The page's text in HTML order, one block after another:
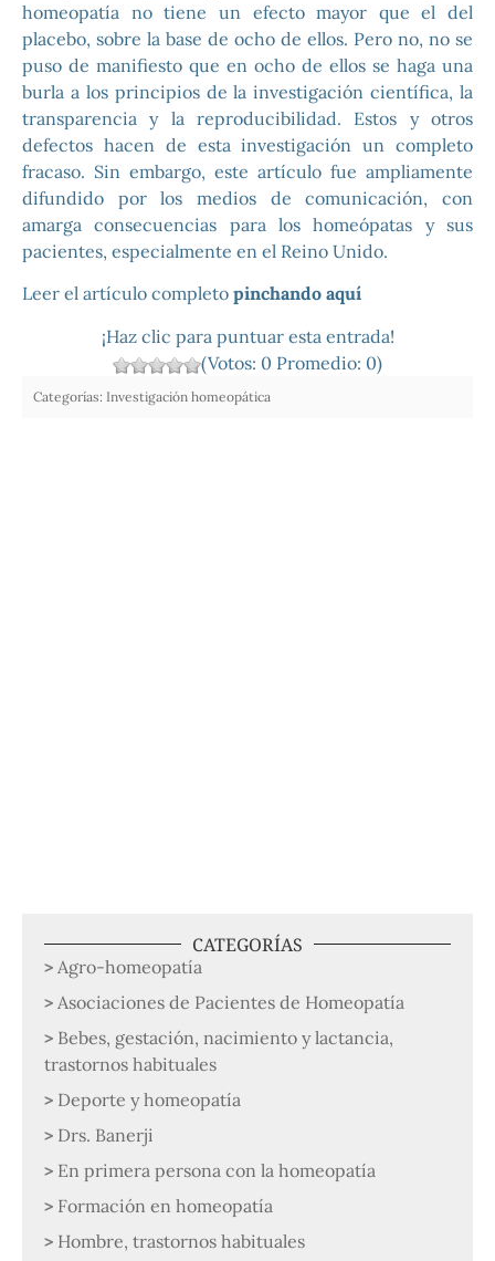
CATEGORÍAS
Agro-homeopatía
Asociaciones de Pacientes de Homeopatía
Bebes, gestación, nacimiento y lactancia,
trastornos habituales
Deporte y homeopatía
Drs. Banerji
En primera persona con la homeopatía
Formación en homeopatía
Hombre, trastornos habituales
homeopatía no tiene un efecto mayor que el del
placebo, sobre la base de ocho de ellos. Pero no, no se
puso de manifiesto que en ocho de ellos se haga una
burla a los principios de la investigación científica, la
transparencia y la reproducibilidad. Estos y otros
defectos hacen de esta investigación un completo
fracaso. Sin embargo, este artículo fue ampliamente
difundido por los medios de comunicación, con
amarga consecuencias para los homeópatas y sus
pacientes, especialmente en el Reino Unido.
Leer el artículo completo pinchando aquí
¡Haz clic para puntuar esta entrada!
(Votos: 0 Promedio: 0)
Categorías: Investigación homeopática